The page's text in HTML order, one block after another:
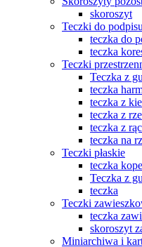
skoroszyt
Teczki do
teczka do
teczka
Teczki
Teczka z
teczka
teczka z
teczka z
teczka z
teczka na
Teczki płaskie
teczka
Teczka z
teczka
Teczki
teczka
skoroszyt
Miniarchiwa i